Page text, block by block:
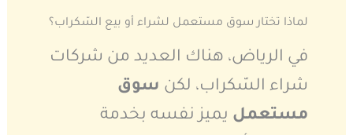
لماذا تختار سوق مستعمل لشراء أو بيع السّكراب؟
في الرياض، هناك العديد من شركات
شراء السّكراب، لكن سوق
مستعمل يميز نفسه بخدمة